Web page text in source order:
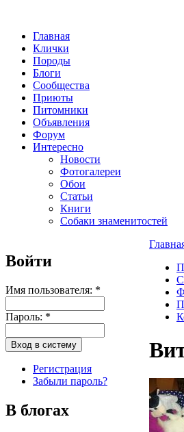
Главная
Клички
Породы
Блоги
Сообщества
Приюты
Питомники
Объявления
Форум
Интересно
Новости
Фотогалереи
Обои
Статьи
Книги
Собаки знаменитостей
Войти
Имя пользователя: *
Пароль: *
Регистрация
Забыли пароль?
В блогах